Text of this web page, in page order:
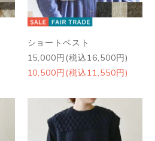
ショートベスト
15,000円(税込16,500円)
10,500円(税込11,550円)